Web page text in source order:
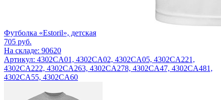
Футболка «Estoril», детская
705 руб.
На складе: 90620
Артикул: 4302CA01, 4302CA02, 4302CA05, 4302CA221,
4302CA222, 4302CA263, 4302CA278, 4302CA47, 4302CA481,
4302CA55, 4302CA60